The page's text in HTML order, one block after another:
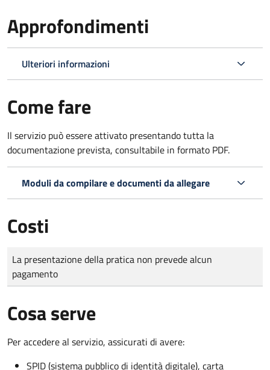
Approfondimenti
Ulteriori informazioni
Come fare
Il servizio può essere attivato presentando tutta la
documentazione prevista, consultabile in formato PDF.
Moduli da compilare e documenti da allegare
Costi
Tipo di pagamento
Importo
La presentazione della pratica non prevede alcun
pagamento
Cosa serve
Per accedere al servizio, assicurati di avere:
SPID (sistema pubblico di identità digitale), carta